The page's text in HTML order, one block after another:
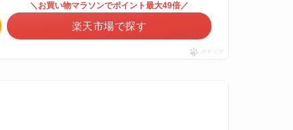
＼お買い物マラソンでポイント最大49倍／
楽天市場で探す
ポチップ